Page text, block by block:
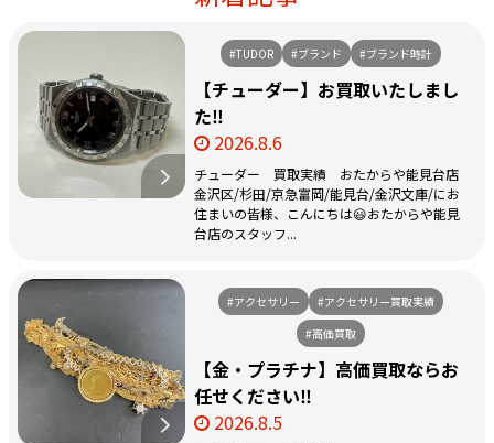
#TUDOR #ブランド #ブランド時計
【チューダー】お買取いたしまし
た‼️
2026.8.6
チューダー 買取実績 おたからや能見台店
金沢区/杉田/京急富岡/能見台/金沢文庫/にお
住まいの皆様、こんにちは😃おたからや能見
台店のスタッフ...
#アクセサリー
#アクセサリー買取実績
#高価買取
【金・プラチナ】高価買取ならお
任せください‼️
2026.8.5